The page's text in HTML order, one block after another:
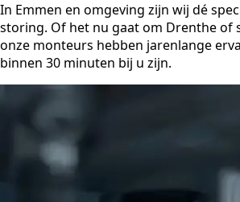
In Emmen en omgeving zijn wij dé
storing. Of het nu gaat om Drenthe of
onze monteurs hebben jarenlange
binnen 30 minuten bij u zijn.